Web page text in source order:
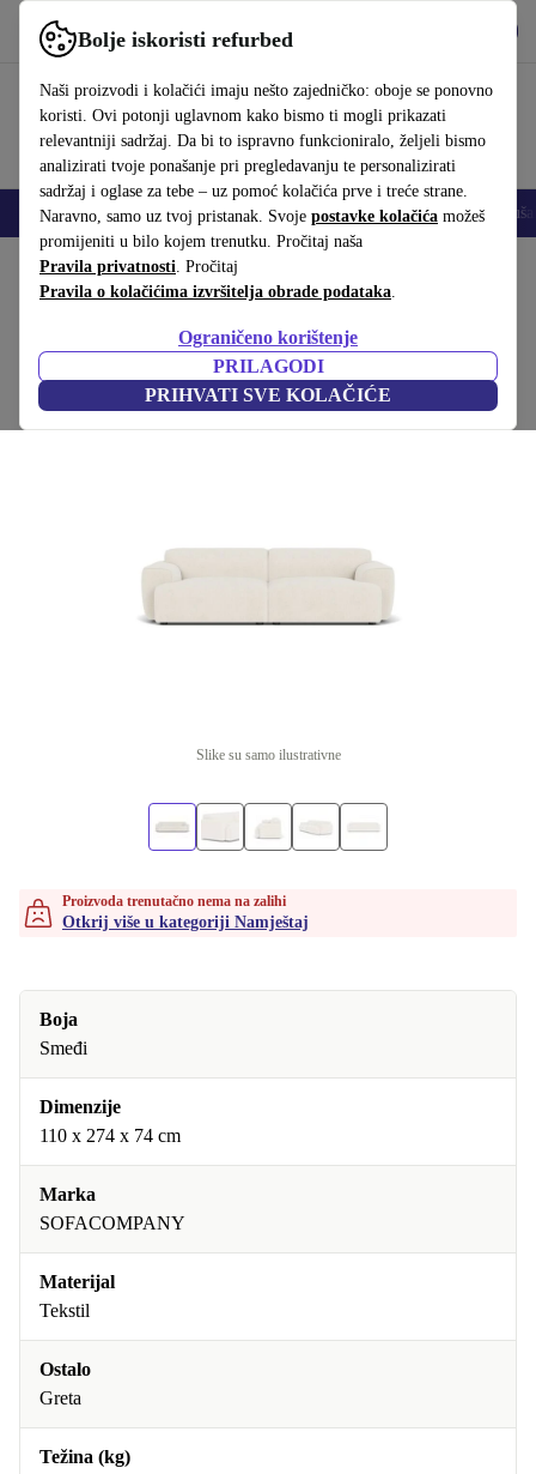
Bolje iskoristi refurbed
Naši proizvodi i kolačići imaju nešto zajedničko: oboje se ponovno
koristi. Ovi potonji uglavnom kako bismo ti mogli prikazati
relevantniji sadržaj. Da bi to ispravno funkcioniralo, željeli bismo
analizirati tvoje ponašanje pri pregledavanju te personalizirati
sadržaj i oglase za tebe – uz pomoć kolačića prve i treće strane.
Naravno, samo uz tvoj pristanak. Svoje postavke kolačića možeš
promijeniti u bilo kojem trenutku. Pročitaj naša
Pravila privatnosti. Pročitaj
Pravila o kolačićima izvršitelja obrade podataka.
Ograničeno korištenje
PRILAGODI
PRIHVATI SVE KOLAČIĆE
Koristi refurbed brzo i jednostavno
Mobiteli Prijenosna računala Tableti Pametni satovi Dodaci
Početna stranica Proizvodi Kućanstvo
Greta sofa 3-sjedalo Free Dune
Smeđa
(Prikupljanje recenzija)
Slike su samo ilustrativne
Proizvoda trenutačno nema na zalihi
Otkrij više u kategoriji Namještaj
Boja
Smeđi
Dimenzije
110 x 274 x 74 cm
Marka
SOFACOMPANY
Materijal
Tekstil
Ostalo
Greta
Težina (kg)